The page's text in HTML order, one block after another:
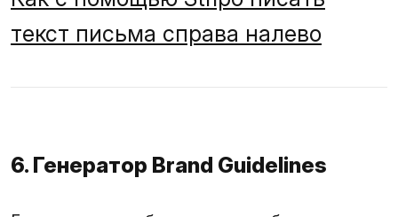
текст письма справа налево
6. Генератор Brand Guidelines